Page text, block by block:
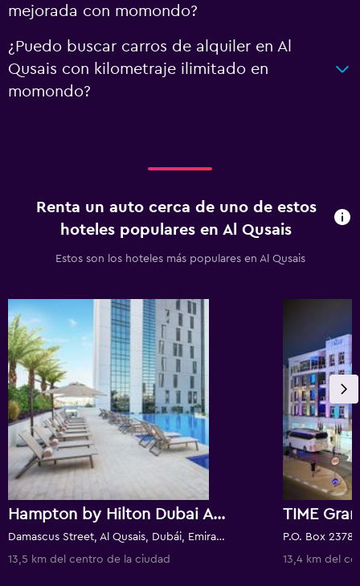
mejorada con momondo?
¿Puedo buscar carros de alquiler en Al
Qusais con kilometraje ilimitado en
momondo?
Renta un auto cerca de uno de estos
hoteles populares en Al Qusais
Estos son los hoteles más populares en Al Qusais
Hampton by Hilton Dubai Airport
Damascus Street, Al Qusais, Dubái, Emiratos Árabes Unidos
13,5 km del centro de la ciudad
TIME
13,4 km del